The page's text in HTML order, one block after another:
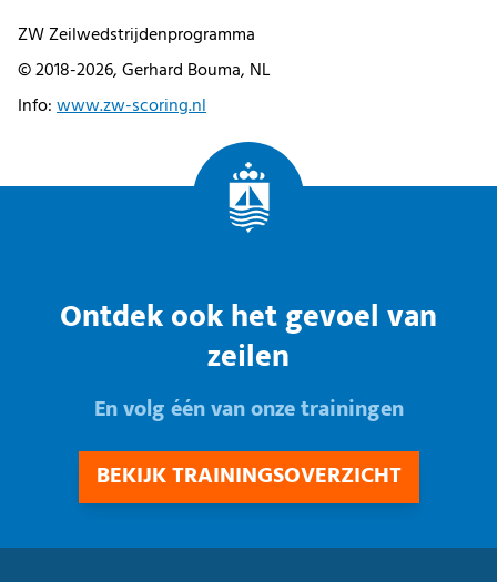
ZW Zeilwedstrijdenprogramma
© 2018-2026, Gerhard Bouma, NL
Info:www.zw-scoring.nl
Ontdek ook het gevoel van
zeilen
En volg één van onze trainingen
BEKIJK TRAININGSOVERZICHT